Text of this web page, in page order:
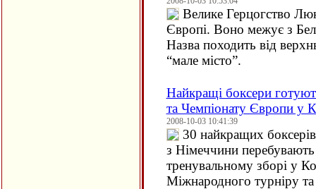
Велике Герцогство
Європі. Воно межує з
Назва походить від
“мале місто”.
Найкращі боксери
та Чемпіонату Європи у
2008-10-03 10:41:39
30 найкращих
з Німеччини
тренувальному зборі у
Міжнародного турніру